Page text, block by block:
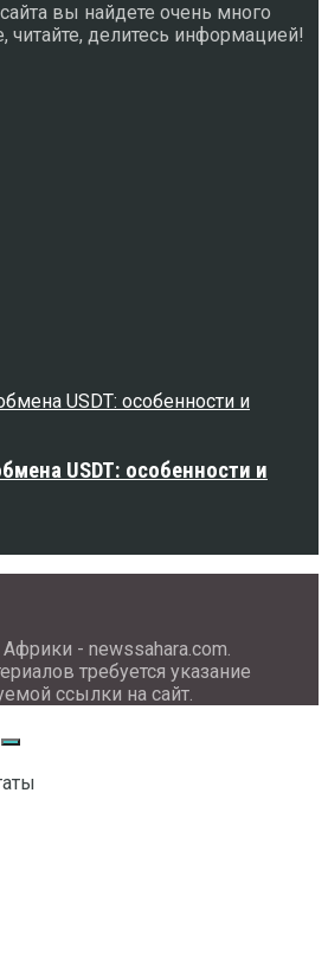
вы найдете очень много
читайте, делитесь информацией!
USDT: особенности и
- newssahara.com.
требуется указание
ссылки на сайт.